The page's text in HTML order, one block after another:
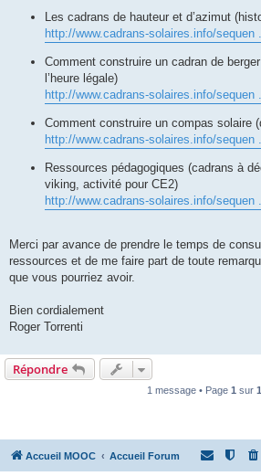
Les cadrans de hauteur et d’azimut
http://www.cadrans-solaires.info/sequen
Comment construire un cadran de
l’heure légale)
http://www.cadrans-solaires.info/sequen
Comment construire un compas solaire
http://www.cadrans-solaires.info/sequen
Ressources pédagogiques (cadrans à
viking, activité pour CE2)
http://www.cadrans-solaires.info/sequen
Merci par avance de prendre le temps de
ressources et de me faire part de toute
que vous pourriez avoir.
Bien cordialement
Roger Torrenti
Répondre
1 message • Page 1 sur 1
Accueil MOOC Accueil Forum